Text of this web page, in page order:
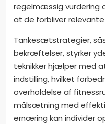
regelmæssig vurdering
at de forbliver
Tankesætstrategier,
bekræftelser, styrker
teknikker hjælper med
indstilling, hvilket
overholdelse af
målsætning med
ernæring kan individer